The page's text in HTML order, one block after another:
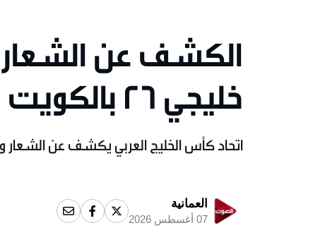
الكشف عن الشعار
خليجي 26 بالكويت
اتحاد كأس الخليج العربي يكشف عن الشعار
العمانية
07 أغسطس 2026